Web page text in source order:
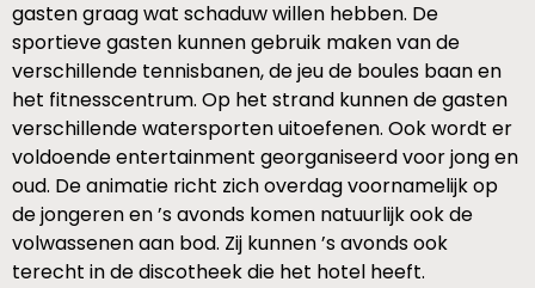
gasten graag wat schaduw willen hebben. De
sportieve gasten kunnen gebruik maken van de
verschillende tennisbanen, de jeu de boules baan en
het fitnesscentrum. Op het strand kunnen de gasten
verschillende watersporten uitoefenen. Ook wordt er
voldoende entertainment georganiseerd voor jong en
oud. De animatie richt zich overdag voornamelijk op
de jongeren en ’s avonds komen natuurlijk ook de
volwassenen aan bod. Zij kunnen ’s avonds ook
terecht in de discotheek die het hotel heeft.